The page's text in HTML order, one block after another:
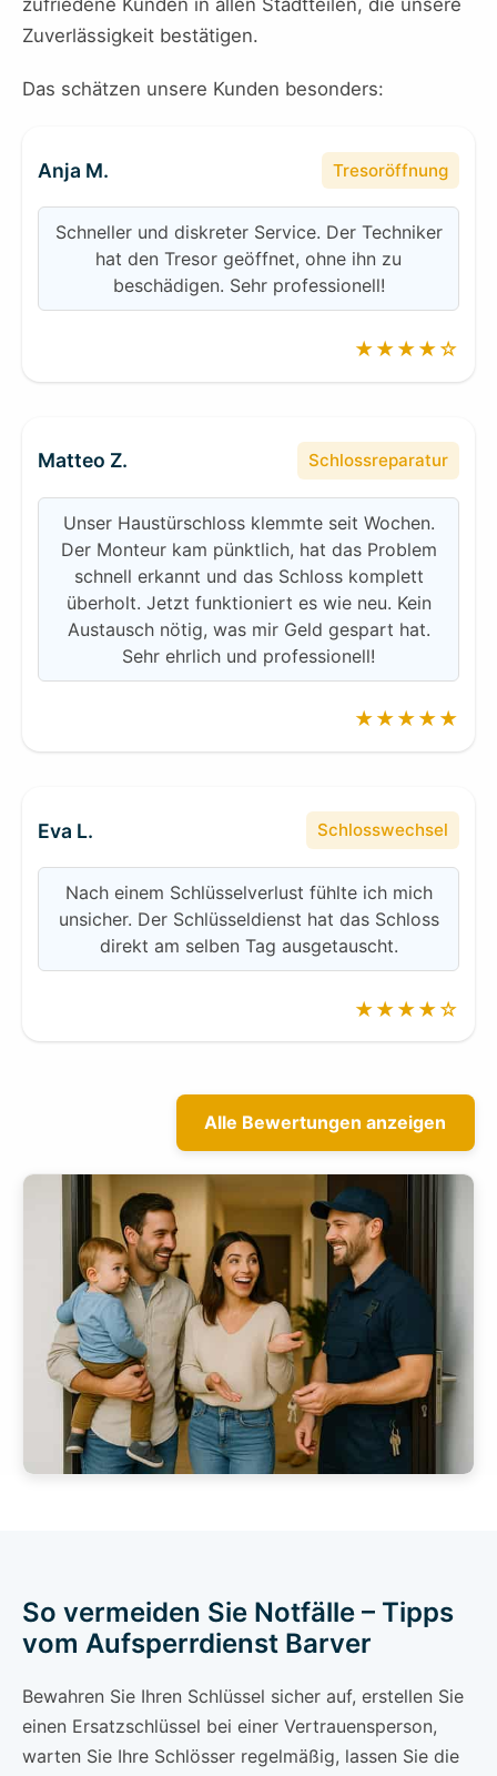
zufriedene Kunden in allen Stadtteilen, die unsere
Zuverlässigkeit bestätigen.
Das schätzen unsere Kunden besonders:
Anja M. Tresoröffnung
Schneller und diskreter Service. Der Techniker
hat den Tresor geöffnet, ohne ihn zu
beschädigen. Sehr professionell!
★★★★☆
Matteo Z. Schlossreparatur
Unser Haustürschloss klemmte seit Wochen.
Der Monteur kam pünktlich, hat das Problem
schnell erkannt und das Schloss komplett
überholt. Jetzt funktioniert es wie neu. Kein
Austausch nötig, was mir Geld gespart hat.
Sehr ehrlich und professionell!
★★★★★
Eva L. Schlosswechsel
Nach einem Schlüsselverlust fühlte ich mich
unsicher. Der Schlüsseldienst hat das Schloss
direkt am selben Tag ausgetauscht.
★★★★☆
Alle Bewertungen anzeigen
So vermeiden Sie Notfälle – Tipps
vom Aufsperrdienst Barver
Bewahren Sie Ihren Schlüssel sicher auf, erstellen Sie
einen Ersatzschlüssel bei einer Vertrauensperson,
warten Sie Ihre Schlösser regelmäßig, lassen Sie die